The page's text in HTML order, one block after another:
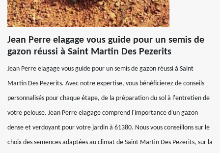
Jean Perre elagage vous guide pour un semis de
gazon réussi à Saint Martin Des Pezerits
Jean Perre elagage vous guide pour un semis de gazon réussi à Saint
Martin Des Pezerits. Avec notre expertise, vous bénéficierez de conseils
personnalisés pour chaque étape, de la préparation du sol à l'entretien de
votre pelouse. Jean Perre elagage comprend l'importance d'un gazon
dense et verdoyant pour votre jardin à 61380. Nous vous conseillons sur le
choix des semences adaptées au climat de Saint Martin Des Pezerits, sur la